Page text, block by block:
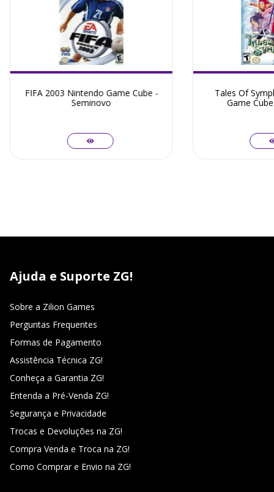
FIFA 2003 Nintendo Game Cube -
Seminovo
Tales Of
Game
Ajuda e Suporte ZG!
Sobre a Zilion Games
Perguntas Frequentes
Formas de Pagamento
Assistência Técnica ZG!
Conheça a Garantia ZG!
Entenda a Pré-Venda ZG!
Segurança e Privacidade
Trocas e Devoluções na ZG!
Compra Venda e Troca na ZG!
Como Comprar e Envio na ZG!